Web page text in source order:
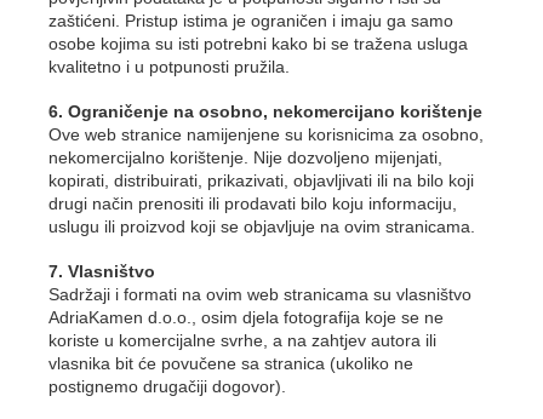
zaštićeni. Pristup istima je ograničen i imaju ga samo
osobe kojima su isti potrebni kako bi se tražena usluga
kvalitetno i u potpunosti pružila.
6. Ograničenje na osobno, nekomercijano korištenje
Ove web stranice namijenjene su korisnicima za osobno,
nekomercijalno korištenje. Nije dozvoljeno mijenjati,
kopirati, distribuirati, prikazivati, objavljivati ili na bilo koji
drugi način prenositi ili prodavati bilo koju informaciju,
uslugu ili proizvod koji se objavljuje na ovim stranicama.
7. Vlasništvo
Sadržaji i formati na ovim web stranicama su vlasništvo
AdriaKamen d.o.o., osim djela fotografija koje se ne
koriste u komercijalne svrhe, a na zahtjev autora ili
vlasnika bit će povučene sa stranica (ukoliko ne
postignemo drugačiji dogovor).